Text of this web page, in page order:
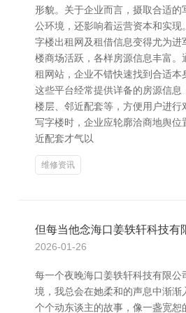
形貌。关于企业而言，摄取合适的
公环境，还影响着运营资本和实现
字楼出租网及租借信息变得尤为进
楼商场活跃，各样房源信息丰富。
租网站，企业不错快速找到合适本
这些平台经常提供详备的房源信息
楼层、邻近配套等，方便用户进行
写字楼时，企业应轮廓洽商地舆位
近配套才气以
维修资讯
但每当他念海口姜轶轩科技有
2026-01-26
每一个夜晚海口姜轶轩科技有限公
境，我总会在她柔和的声息中渐渐
个个动东谈主的故事，像一盏宽恕